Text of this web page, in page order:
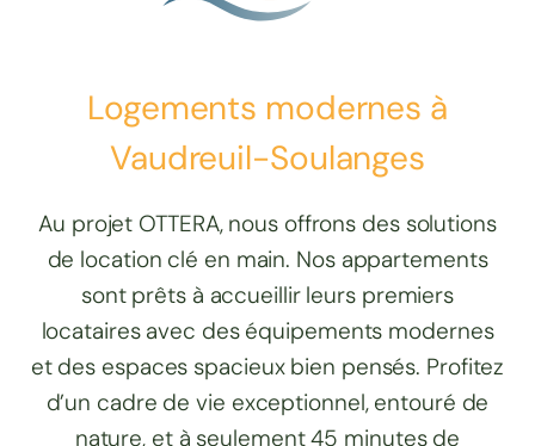
Logements modernes à
Vaudreuil-Soulanges
Au projet OTTERA, nous offrons des solutions
de location clé en main. Nos appartements
sont prêts à accueillir leurs premiers
locataires avec des équipements modernes
et des espaces spacieux bien pensés. Profitez
d’un cadre de vie exceptionnel, entouré de
nature, et à seulement 45 minutes de